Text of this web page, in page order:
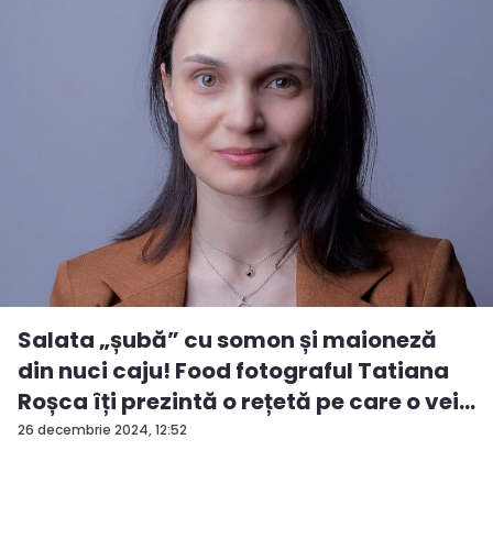
26 decembrie 2024, 12:52
Salata „șubă” cu somon și maioneză
din nuci caju! Food fotograful Tatiana
Roșca îți prezintă o rețetă pe care o vei...